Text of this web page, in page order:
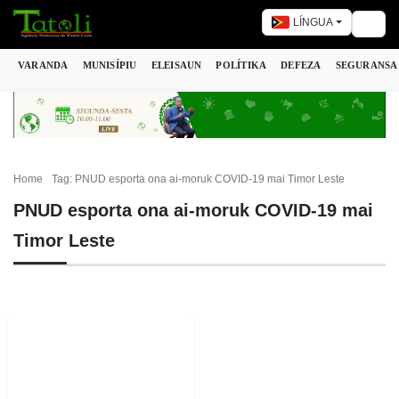
LÍNGUA
VARANDA MUNISÍPIU ELEISAUN POLÍTIKA DEFEZA SEGURANSA
Home Tag: PNUD esporta ona ai-moruk COVID-19 mai Timor Leste
PNUD esporta ona ai-moruk COVID-19 mai
Timor Leste